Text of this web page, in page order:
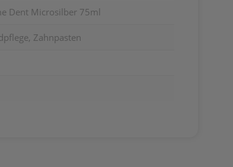
Dent Microsilber 75ml
Zahnpasten